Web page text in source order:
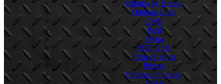
Optima by Hatsan
Outdoor Edge
OWB
Pard
Pixfra
POF USA
Primary Arms
Primos
Professor Optiken